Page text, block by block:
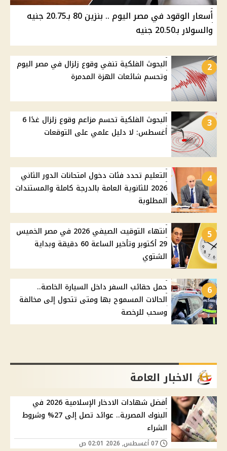
أسعار الوقود في مصر اليوم .. بنزين 80 بـ20.75 جنيه
والسولار بـ20.50 جنيه
2
البحوث الفلكية تنفي وقوع زلزال في مصر اليوم
وتحسم شائعات الهزة المدمرة
3
البحوث الفلكية تحسم مزاعم وقوع زلزال غدًا 6
أغسطس: لا دليل علمي على التوقعات
4
التعليم تحدد فئات دخول امتحانات الدور الثاني
2026 للثانوية العامة بالدرجة كاملة والمستندات
المطلوبة
5
انتهاء التوقيت الصيفي 2026 في مصر الخميس
29 أكتوبر وتأخير الساعة 60 دقيقة وبداية
الشتوي
6
حمل حقائب السفر داخل السيارة الخاصة..
الحالات المسموح بها ومتى تتحول إلى مخالفة
وسحب للرخصة
الاخبار العامة
أفضل شهادات الادخار الإسلامية 2026 في
البنوك المصرية.. عوائد تصل إلى 27% وشروط
الشراء